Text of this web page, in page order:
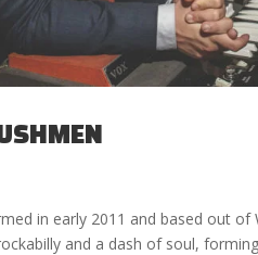
in early 2011 and based out
and a dash of soul,